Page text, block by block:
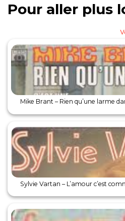
Pour aller plus
Mike Brant – Rien qu’une larme
Sylvie Vartan – L’amour c’est